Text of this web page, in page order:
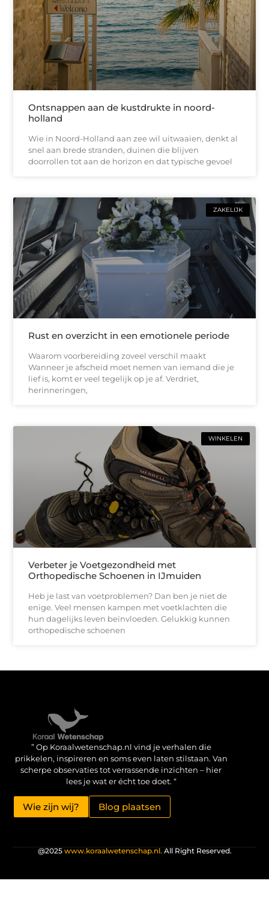
Ontsnappen aan de kustdrukte in noord-
holland
Wie in Noord-Holland aan zee wil uitwaaien, denkt al
snel aan brede stranden, duinen die blijven
doorrollen tot aan de horizon en dat typische gevoel
ZAKELIJK
Rust en overzicht in een emotionele periode
Waarom voorbereiding zoveel verschil maakt
Wanneer je afscheid moet nemen van iemand die je
lief is, komt er veel tegelijk op je af. Verdriet,
herinneringen,
WINKELEN
Verbeter je Voetgezondheid met
Orthopedische Schoenen in IJmuiden
Heb je last van voetproblemen? Dan ben je niet de
enige. Veel mensen kampen met voetklachten die
hun dagelijks leven beïnvloeden. Gelukkig kunnen
orthopedische schoenen
” Op Koraalwetenschap.nl vind je verhalen die
prikkelen, inspireren en soms even laten stilstaan. Van
scherpe observaties tot verrassende inzichten – hier
lees je wat er écht toe doet. “
Wie zijn wij? Blog plaatsen
@2025 www.koraalwetenschap.nl. All Right Reserved.